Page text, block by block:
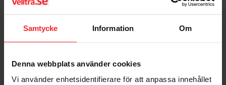
Samtycke Information Om
Denna webbplats använder cookies
Vi använder enhetsidentifierare för att anpassa innehållet
Rød Elko
35
7020160104472